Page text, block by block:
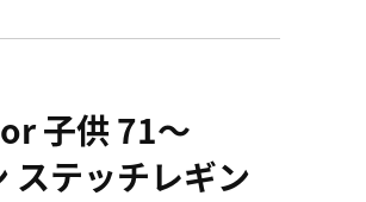
子供 71～
ステッチレギン